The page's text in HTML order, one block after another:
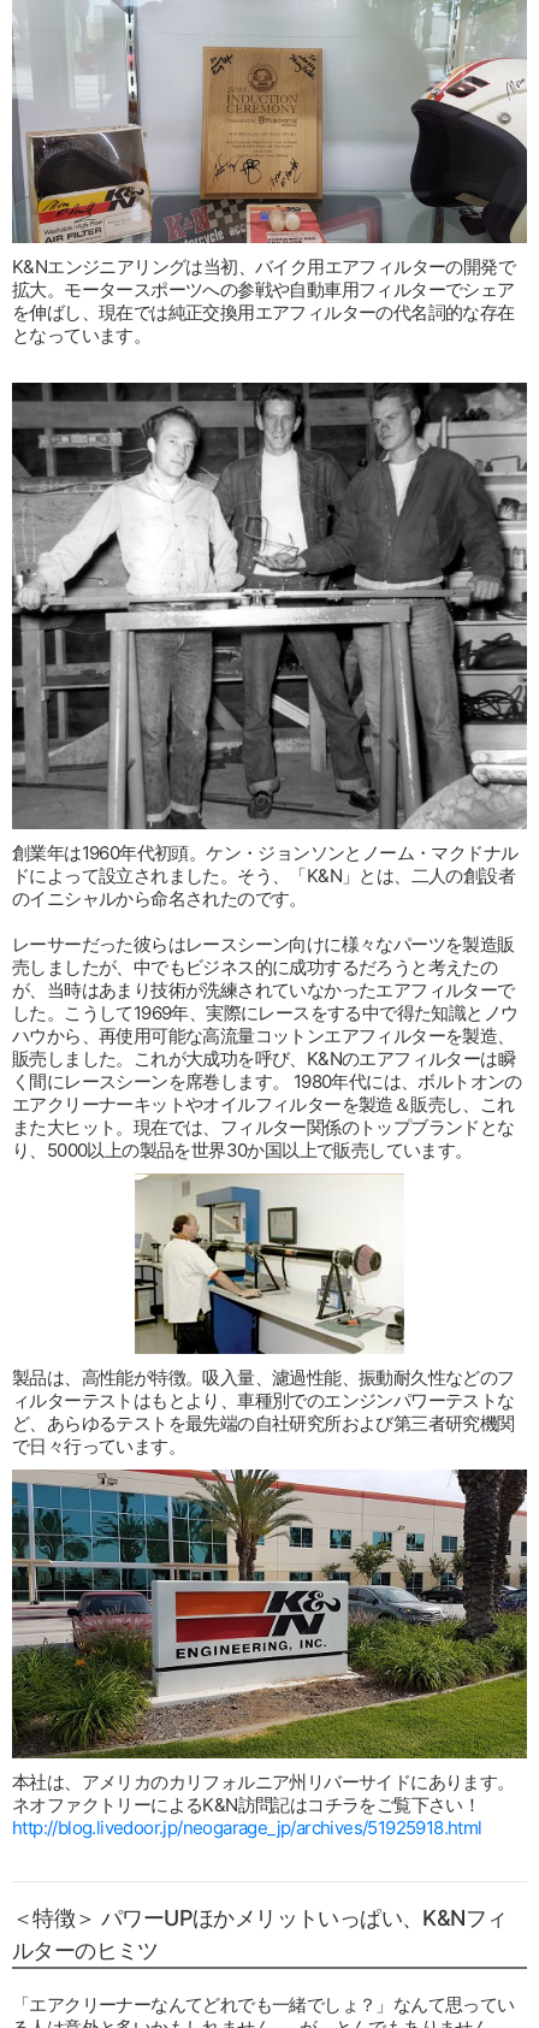
K&Nエンジニアリングは当初、バイク用エアフィルターの開発で
拡大。モータースポーツへの参戦や自動車用フィルターでシェア
を伸ばし、現在では純正交換用エアフィルターの代名詞的な存在
となっています。
創業年は1960年代初頭。ケン・ジョンソンとノーム・マクドナル
ドによって設立されました。そう、「K&N」とは、二人の創設者
のイニシャルから命名されたのです。
レーサーだった彼らはレースシーン向けに様々なパーツを製造販
売しましたが、中でもビジネス的に成功するだろうと考えたの
が、当時はあまり技術が洗練されていなかったエアフィルターで
した。こうして1969年、実際にレースをする中で得た知識とノウ
ハウから、再使用可能な高流量コットンエアフィルターを製造、
販売しました。これが大成功を呼び、K&Nのエアフィルターは瞬
く間にレースシーンを席巻します。 1980年代には、ボルトオンの
エアクリーナーキットやオイルフィルターを製造＆販売し、これ
また大ヒット。現在では、フィルター関係のトップブランドとな
り、5000以上の製品を世界30か国以上で販売しています。
製品は、高性能が特徴。吸入量、濾過性能、振動耐久性などのフ
ィルターテストはもとより、車種別でのエンジンパワーテストな
ど、あらゆるテストを最先端の自社研究所および第三者研究機関
で日々行っています。
本社は、アメリカのカリフォルニア州リバーサイドにあります。
ネオファクトリーによるK&N訪問記はコチラをご覧下さい！
http://blog.livedoor.jp/neogarage_jp/archives/51925918.html
＜特徴＞ パワーUPほかメリットいっぱい、K&Nフィ
ルターのヒミツ
「エアクリーナーなんてどれでも一緒でしょ？」なんて思ってい